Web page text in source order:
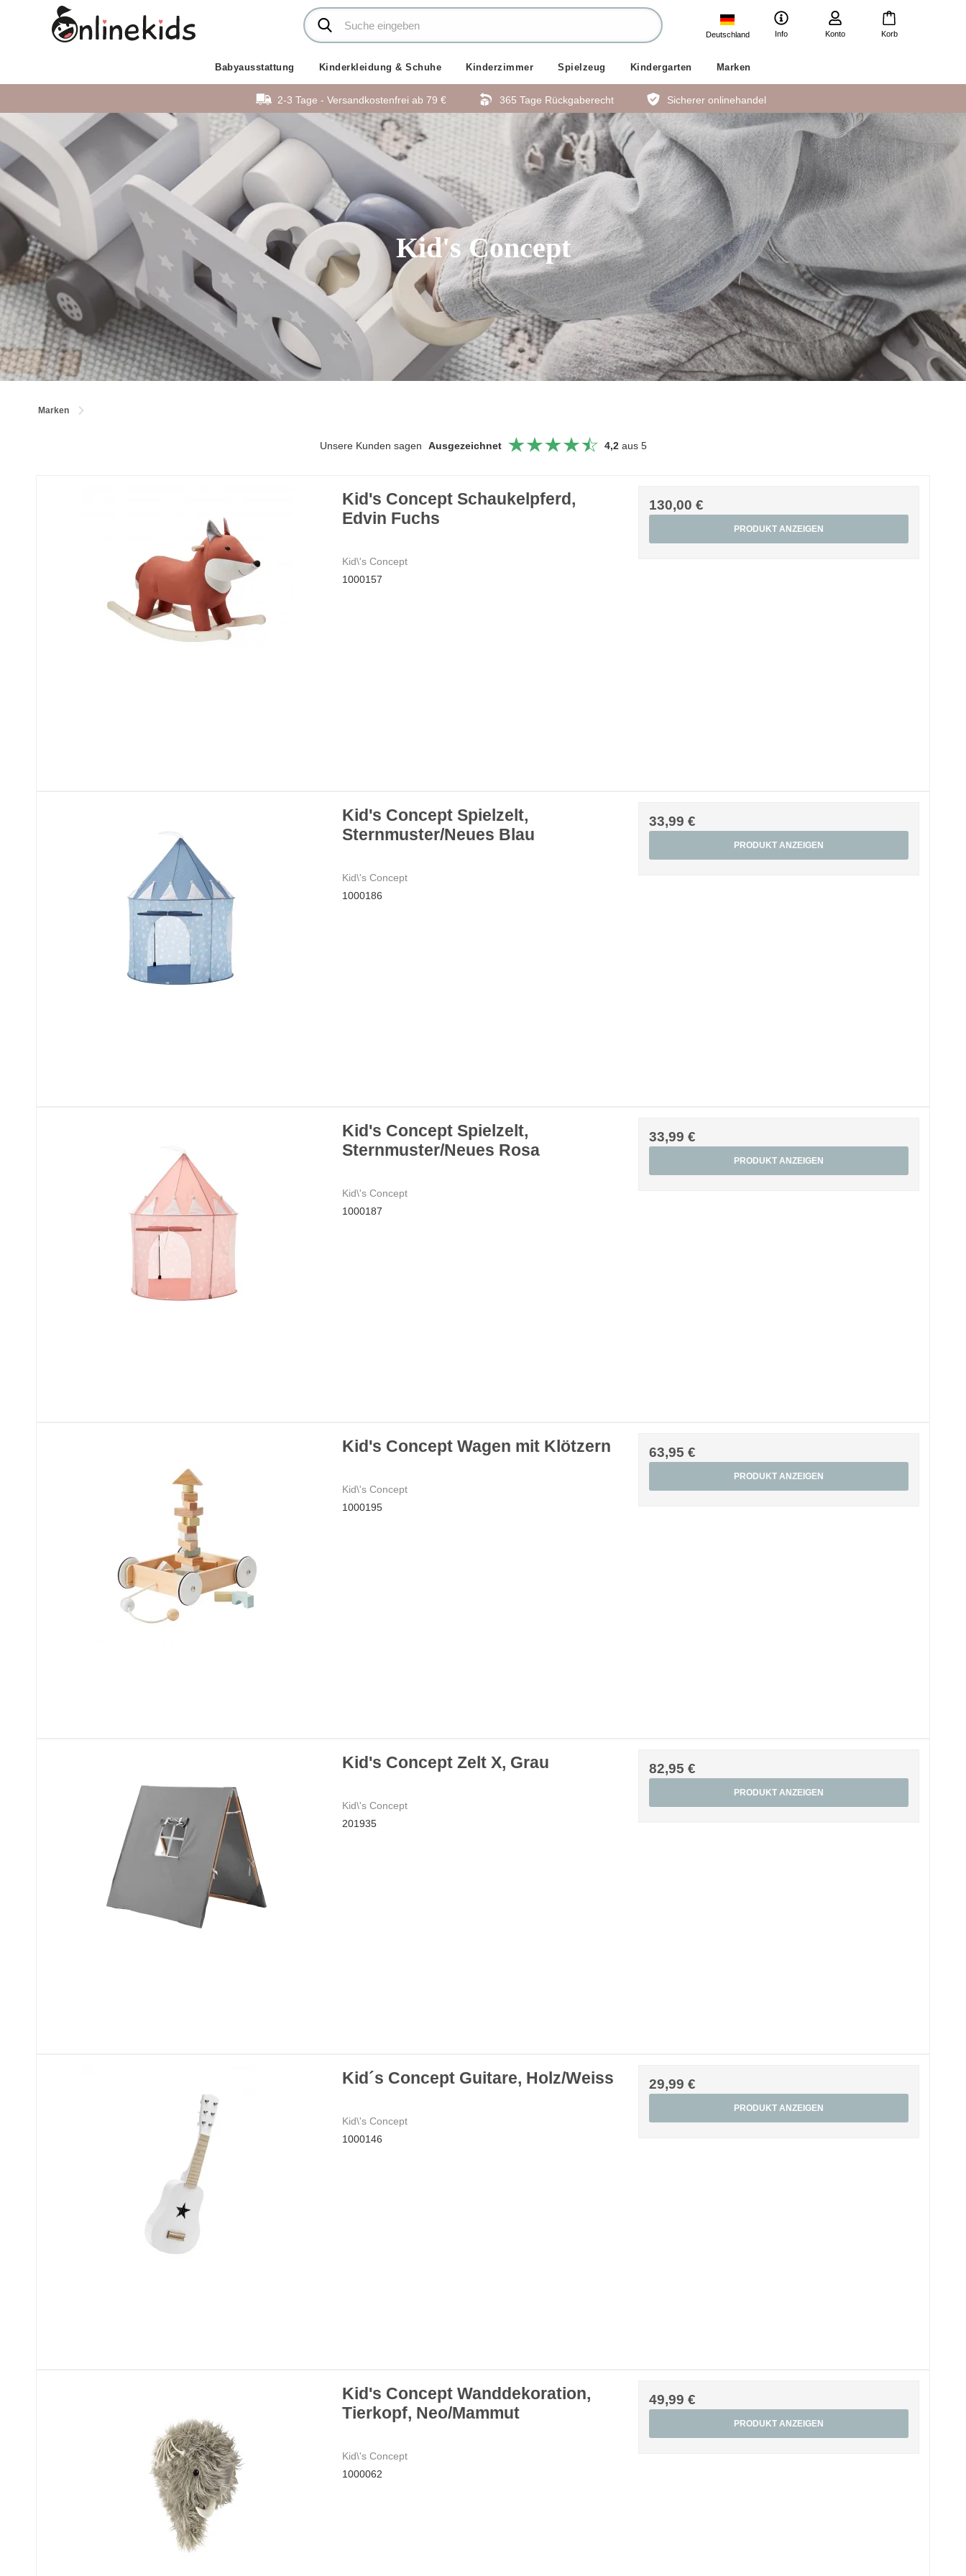
Deutschland Info Konto Korb
Babyausstattung Kinderkleidung & Schuhe Kinderzimmer Spielzeug Kindergarten Marken
2-3 Tage - Versandkostenfrei ab 79 € 365 Tage Rückgaberecht Sicherer onlinehandel
Kid's Concept
Marken
Unsere Kunden sagen Ausgezeichnet 4,2aus 5
Kid's Concept Schaukelpferd,
Edvin Fuchs
Kid\'s Concept
1000157
130,00 €
PRODUKT ANZEIGEN
Kid's Concept Spielzelt,
Sternmuster/Neues Blau
Kid\'s Concept
1000186
33,99 €
PRODUKT ANZEIGEN
Kid's Concept Spielzelt,
Sternmuster/Neues Rosa
Kid\'s Concept
1000187
33,99 €
PRODUKT ANZEIGEN
Kid's Concept Wagen mit Klötzern
Kid\'s Concept
1000195
63,95 €
PRODUKT ANZEIGEN
Kid's Concept Zelt X, Grau
Kid\'s Concept
201935
82,95 €
PRODUKT ANZEIGEN
Kid´s Concept Guitare, Holz/Weiss
Kid\'s Concept
1000146
29,99 €
PRODUKT ANZEIGEN
Kid's Concept Wanddekoration,
Tierkopf, Neo/Mammut
Kid\'s Concept
1000062
49,99 €
PRODUKT ANZEIGEN